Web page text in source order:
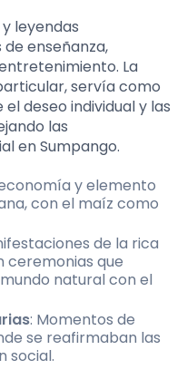
leyendas
enseñanza,
La
servía como
deseo individual y las
las
en Sumpango.
y elemento
con el maíz como
de la rica
ceremonias que
natural con el
: Momentos de
se reafirmaban las
social.